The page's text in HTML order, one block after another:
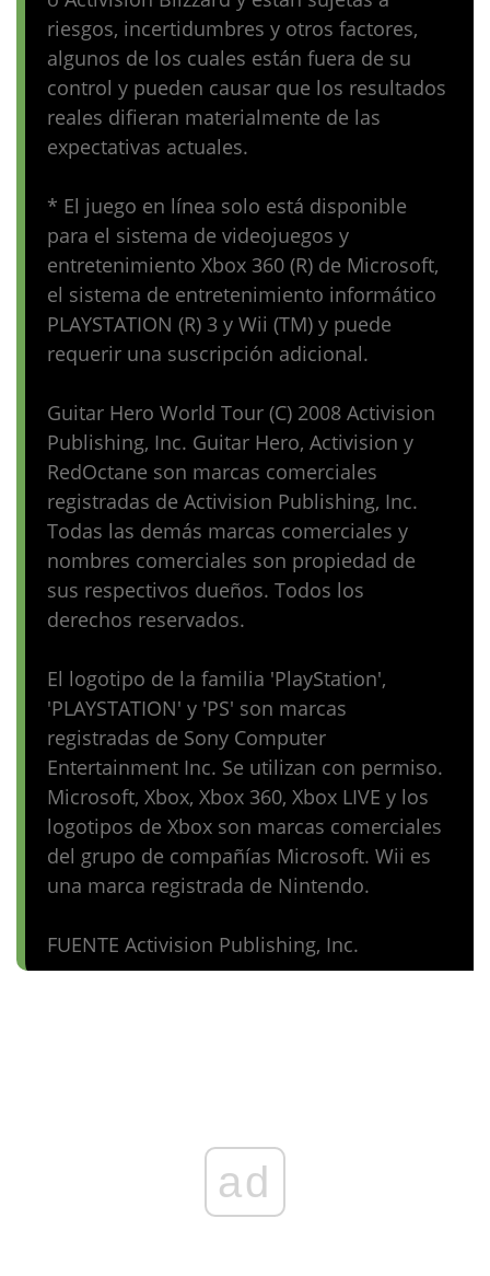
riesgos, incertidumbres y otros factores,
algunos de los cuales están fuera de su
control y pueden causar que los resultados
reales difieran materialmente de las
expectativas actuales.
* El juego en línea solo está disponible
para el sistema de videojuegos y
entretenimiento Xbox 360 (R) de Microsoft,
el sistema de entretenimiento informático
PLAYSTATION (R) 3 y Wii (TM) y puede
requerir una suscripción adicional.
Guitar Hero World Tour (C) 2008 Activision
Publishing, Inc. Guitar Hero, Activision y
RedOctane son marcas comerciales
registradas de Activision Publishing, Inc.
Todas las demás marcas comerciales y
nombres comerciales son propiedad de
sus respectivos dueños. Todos los
derechos reservados.
El logotipo de la familia 'PlayStation',
'PLAYSTATION' y 'PS' son marcas
registradas de Sony Computer
Entertainment Inc. Se utilizan con permiso.
Microsoft, Xbox, Xbox 360, Xbox LIVE y los
logotipos de Xbox son marcas comerciales
del grupo de compañías Microsoft. Wii es
una marca registrada de Nintendo.
FUENTE Activision Publishing, Inc.
ad